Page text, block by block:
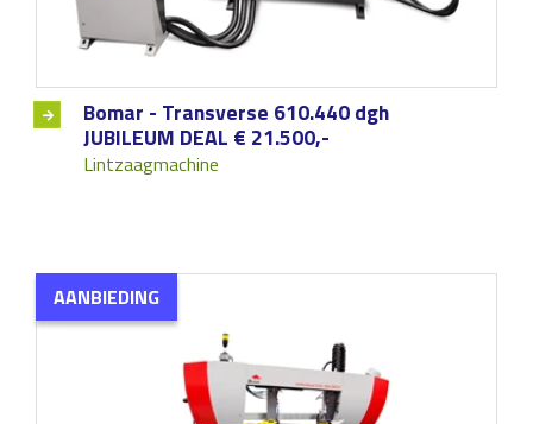
Bomar - Transverse 610.440 dgh
JUBILEUM DEAL € 21.500,-
Lintzaagmachine
AANBIEDING